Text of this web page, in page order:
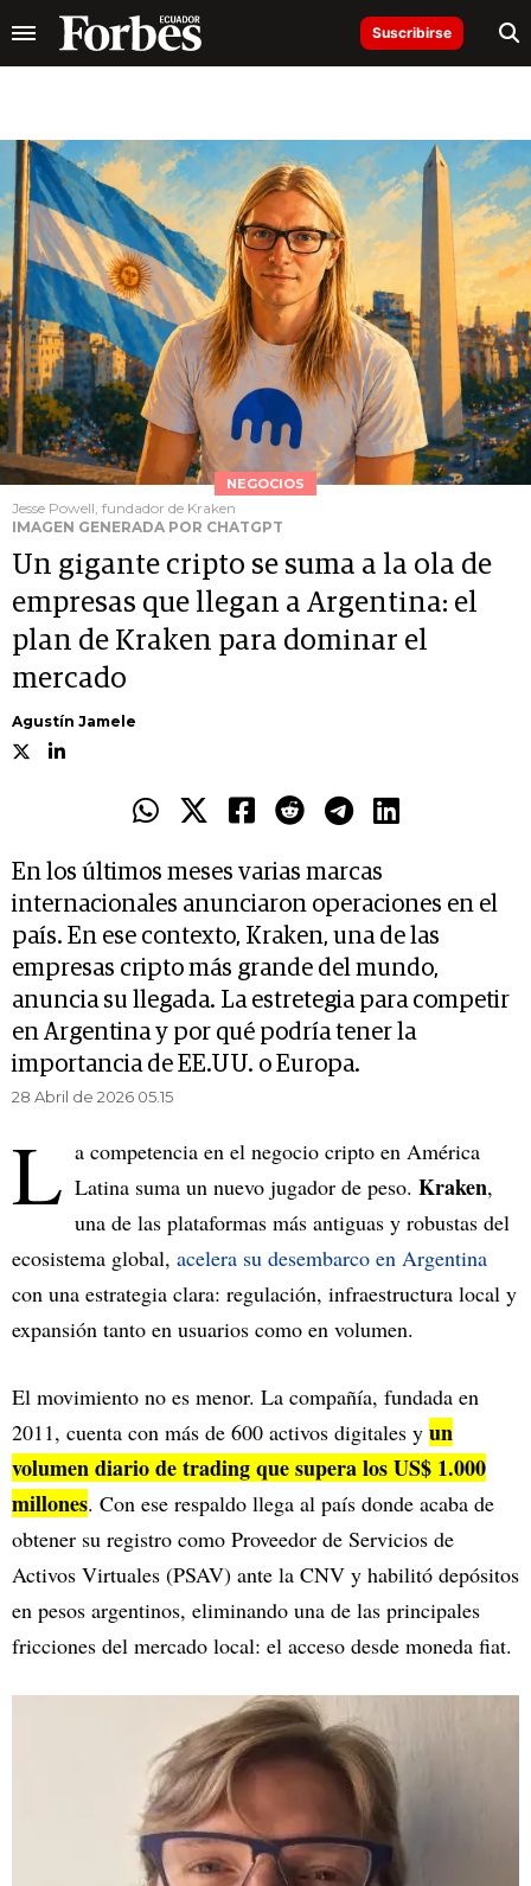
Suscribirse
NEGOCIOS
Jesse Powell, fundador de Kraken
IMAGEN GENERADA POR CHATGPT
Un gigante cripto se suma a la ola de
empresas que llegan a Argentina: el
plan de Kraken para dominar el
mercado
Agustín Jamele
En los últimos meses varias marcas
internacionales anunciaron operaciones en el
país. En ese contexto, Kraken, una de las
empresas cripto más grande del mundo,
anuncia su llegada. La estretegia para competir
en Argentina y por qué podría tener la
importancia de EE.UU. o Europa.
28 Abril de 2026 05.15
L a competencia en el negocio cripto en América
Latina suma un nuevo jugador de peso. Kraken,
una de las plataformas más antiguas y robustas del
ecosistema global, acelera su desembarco en Argentina
con una estrategia clara: regulación, infraestructura local y
expansión tanto en usuarios como en volumen.
El movimiento no es menor. La compañía, fundada en
2011, cuenta con más de 600 activos digitales y un
volumen diario de trading que supera los US$ 1.000
millones. Con ese respaldo llega al país donde acaba de
obtener su registro como Proveedor de Servicios de
Activos Virtuales (PSAV) ante la CNV y habilitó depósitos
en pesos argentinos, eliminando una de las principales
fricciones del mercado local: el acceso desde moneda fiat.